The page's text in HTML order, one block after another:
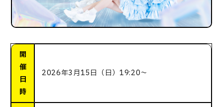
開
催
日
時
2026年3月15日（日）19:20〜